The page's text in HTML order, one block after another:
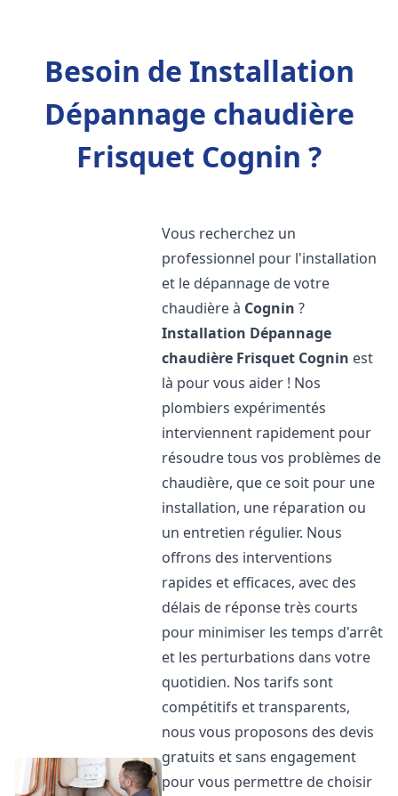
Besoin de Installation
Dépannage chaudière
Frisquet Cognin ?
Vous recherchez un
professionnel pour l'installation
et le dépannage de votre
chaudière à Cognin ?
Installation Dépannage
chaudière Frisquet Cognin est
là pour vous aider ! Nos
plombiers expérimentés
interviennent rapidement pour
résoudre tous vos problèmes de
chaudière, que ce soit pour une
installation, une réparation ou
un entretien régulier. Nous
offrons des interventions
rapides et efficaces, avec des
délais de réponse très courts
pour minimiser les temps d'arrêt
et les perturbations dans votre
quotidien. Nos tarifs sont
compétitifs et transparents,
nous vous proposons des devis
gratuits et sans engagement
pour vous permettre de choisir